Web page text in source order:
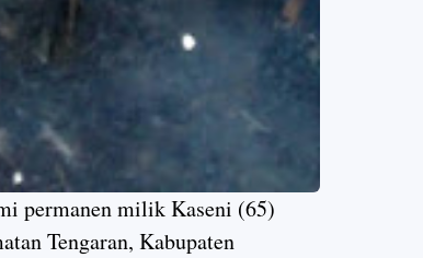
permanen milik Kaseni (65)
Tengaran, Kabupaten